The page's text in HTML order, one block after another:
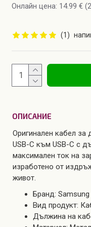
(1)
Онлайн цена: 14.99 €
ОПИСАНИЕ
Оригинален кабел за
USB-C към USB-C с
максимален ток на
изработено от
живот.
Бранд: Samsung
Вид продукт:
Дължина на